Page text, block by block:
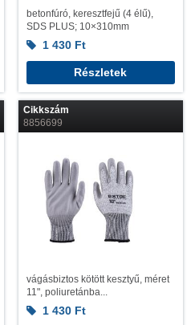
betonfúró, keresztfejű (4 élű),
SDS PLUS; 10×310mm
1 430 Ft
Részletek
Cikkszám
8856699
vágásbiztos kötött kesztyű, méret
11", poliuretánba...
1 430 Ft